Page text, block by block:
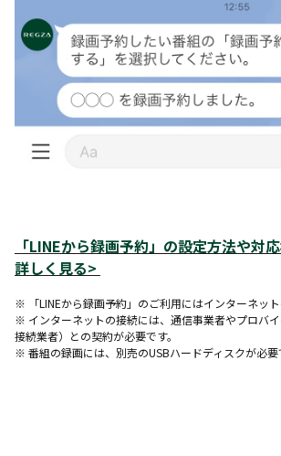
「LINEから録画予約」の設定方法や対
詳しく見る>
※ 「LINEから録画予約」のご利用にはインターネット
※ インターネットの接続には、通信事業者やプロバ
接続業者）との契約が必要です。
※ 番組の録画には、別売のUSBハードディスクが必要